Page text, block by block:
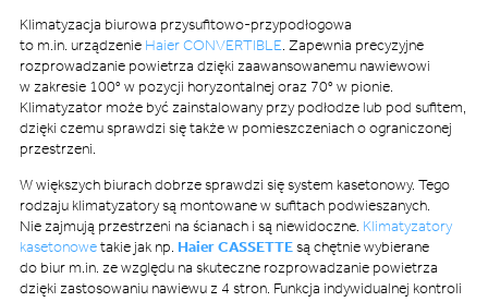
Klimatyzacja biurowa przysufitowo-przypodłogowa
to m.in. urządzenie Haier CONVERTIBLE. Zapewnia precyzyjne
rozprowadzanie powietrza dzięki zaawansowanemu nawiewowi
w zakresie 100° w pozycji horyzontalnej oraz 70° w pionie.
Klimatyzator może być zainstalowany przy podłodze lub pod sufitem,
dzięki czemu sprawdzi się także w pomieszczeniach o ograniczonej
przestrzeni.
W większych biurach dobrze sprawdzi się system kasetonowy. Tego
rodzaju klimatyzatory są montowane w sufitach podwieszanych.
Nie zajmują przestrzeni na ścianach i są niewidoczne. Klimatyzatory
kasetonowetakie jak np. Haier CASSETTEsą chętnie wybierane
do biur m.in. ze względu na skuteczne rozprowadzanie powietrza
dzięki zastosowaniu nawiewu z 4 stron. Funkcja indywidualnej kontroli